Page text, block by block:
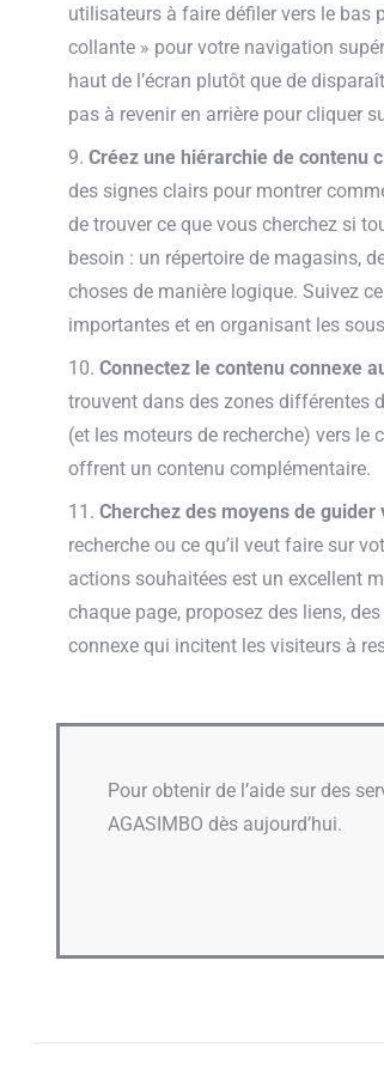
utilisateurs à faire défiler vers le bas
collante » pour votre navigation
haut de l’écran plutôt que de
pas à revenir en arrière pour cliquer
Créez une hiérarchie de contenu
des signes clairs pour montrer
de trouver ce que vous cherchez si
besoin : un répertoire de magasins,
choses de manière logique. Suivez
importantes et en organisant les
Connectez le contenu connexe
trouvent dans des zones différentes
(et les moteurs de recherche) vers le
offrent un contenu complémentaire.
Cherchez des moyens de guider
recherche ou ce qu’il veut faire sur
actions souhaitées est un excellent
chaque page, proposez des liens,
connexe qui incitent les visiteurs à
Pour obtenir de l’aide sur des
AGASIMBO dès aujourd’hui.